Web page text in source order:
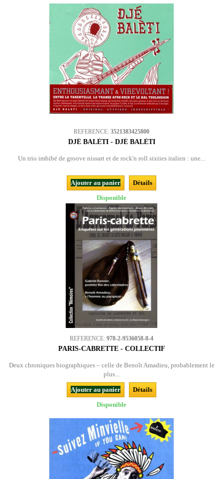
REFERENCE: 3521383425800
DJÉ BALÈTI - DJÉ BALÈTI
Un trio imbibé de groove nissart et de rock'n roll sixties italien : une...
Ajouter au panier
Détails
Disponible
REFERENCE: 978-2-9536058-8-4
PARIS-CABRETTE - COLLECTIF
Deux chroniques biographiques – celle de Benoît Amadieu, probablement le
plus...
Ajouter au panier
Détails
Disponible